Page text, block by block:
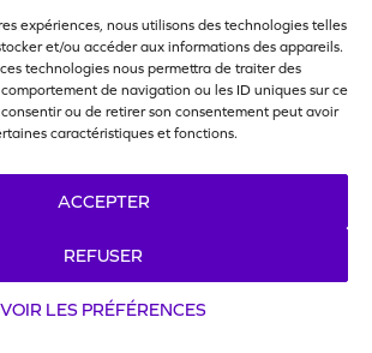
expériences, nous utilisons des technologies telles
et/ou accéder aux informations des appareils.
technologies nous permettra de traiter des
de navigation ou les ID uniques sur ce
ou de retirer son consentement peut avoir
caractéristiques et fonctions.
ACCEPTER
REFUSER
VOIR LES PRÉFÉRENCES
Nos partenaires Bénévoles
Espace presse Contact